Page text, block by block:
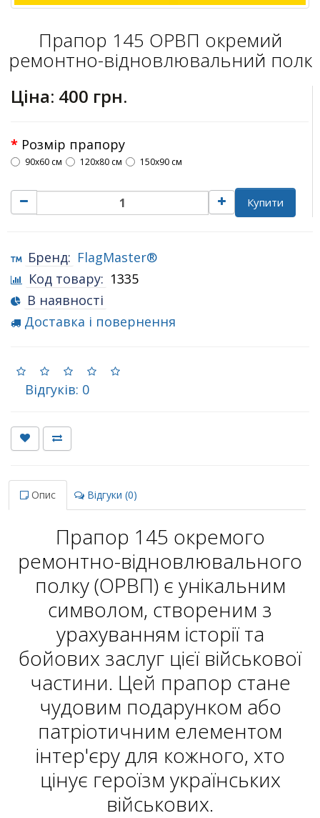
Прапор 145 ОРВП окремий
ремонтно-відновлювальний полк
Ціна: 400 грн.
Розмір прапору
90х60 см 120х80 см 150х90 см
Купити
Бренд: FlagMaster®
Код товару: 1335
В наявності
Доставка і повернення
Відгуків: 0
Опис Відгуки (0)
Прапор 145 окремого
ремонтно-відновлювального
полку (ОРВП) є унікальним
символом, створеним з
урахуванням історії та
бойових заслуг цієї військової
частини. Цей прапор стане
чудовим подарунком або
патріотичним елементом
інтер'єру для кожного, хто
цінує героїзм українських
військових.